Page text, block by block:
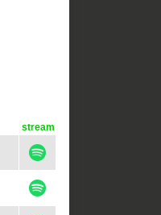
stream